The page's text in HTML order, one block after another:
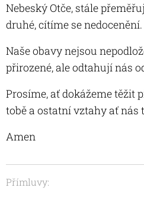
Nebeský Otče, stále
druhé, cítíme se nedocenění.
Naše obavy nejsou
přirozené, ale odtahují nás
Prosíme, ať dokážeme těžit
tobě a ostatní vztahy ať nás
Amen
Přímluvy: